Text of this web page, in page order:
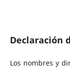
Declaración
Los nombres y